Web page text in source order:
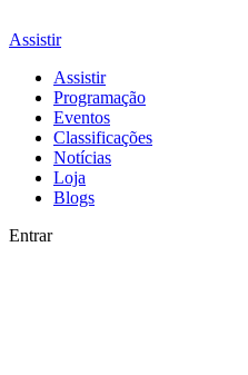
Assistir
Assistir
Programação
Eventos
Classificações
Notícias
Loja
Blogs
Entrar